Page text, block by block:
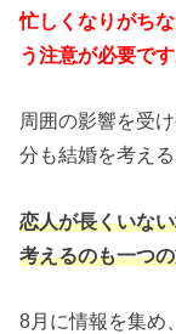
忙しくなりがち
う注意が必要です
周囲の影響を受
分も結婚を考え
恋人が長くいな
考えるのも一つ
8月に情報を集め